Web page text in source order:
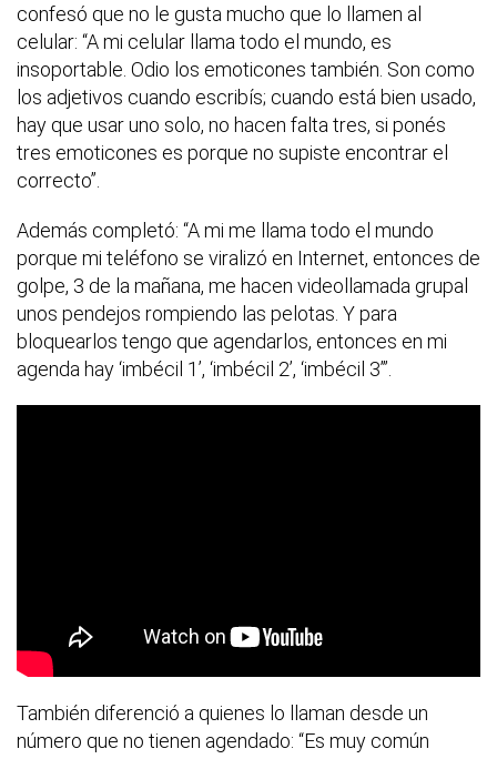
confesó que no le gusta mucho que lo llamen al
celular: “A mi celular llama todo el mundo, es
insoportable. Odio los emoticones también. Son como
los adjetivos cuando escribís; cuando está bien usado,
hay que usar uno solo, no hacen falta tres, si ponés
tres emoticones es porque no supiste encontrar el
correcto”.
Además completó: “A mi me llama todo el mundo
porque mi teléfono se viralizó en Internet, entonces de
golpe, 3 de la mañana, me hacen videollamada grupal
unos pendejos rompiendo las pelotas. Y para
bloquearlos tengo que agendarlos, entonces en mi
agenda hay ‘imbécil 1’, ‘imbécil 2’, ‘imbécil 3’”.
También diferenció a quienes lo llaman desde un
número que no tienen agendado: “Es muy común